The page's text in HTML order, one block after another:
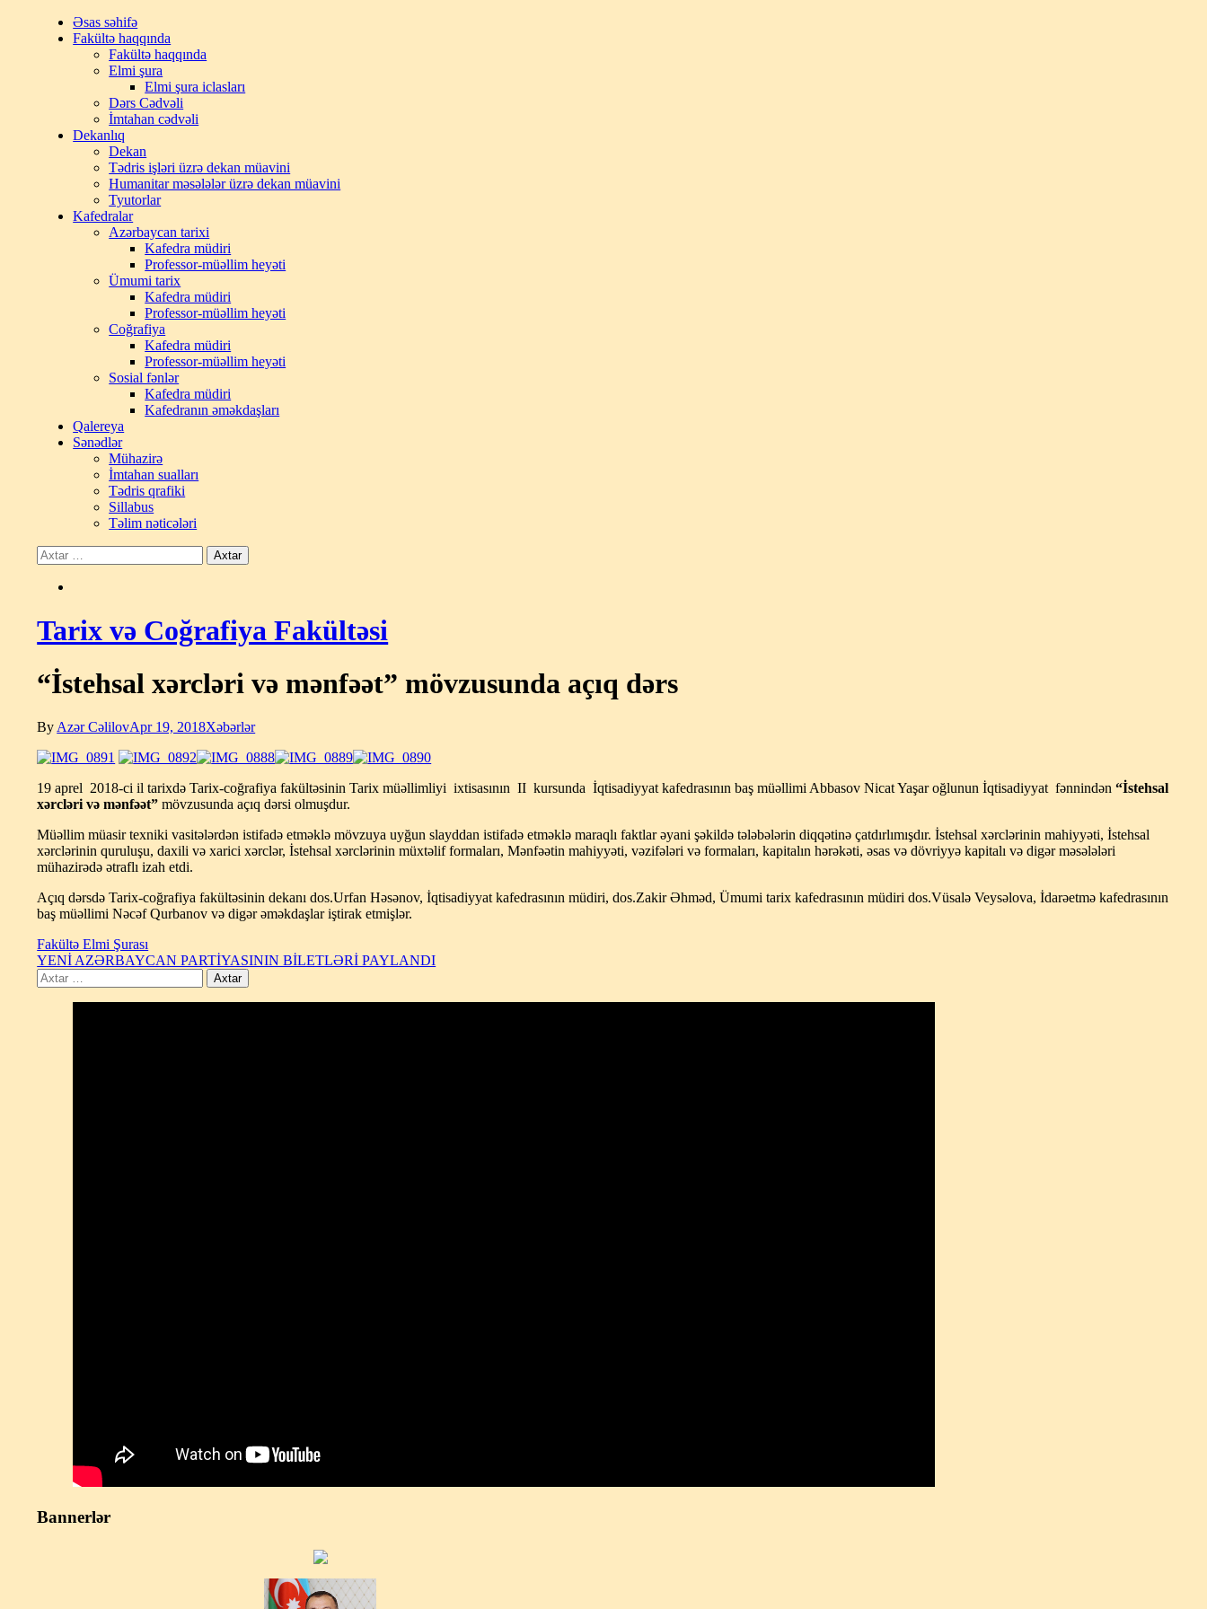
Əsas səhifə
Fakültə haqqında
Fakültə haqqında
Elmi şura
Elmi şura iclasları
Dərs Cədvəli
İmtahan cədvəli
Dekanlıq
Dekan
Tədris işləri üzrə dekan müavini
Humanitar məsələlər üzrə dekan müavini
Tyutorlar
Kafedralar
Azərbaycan tarixi
Kafedra müdiri
Professor-müəllim heyəti
Ümumi tarix
Kafedra müdiri
Professor-müəllim heyəti
Coğrafiya
Kafedra müdiri
Professor-müəllim heyəti
Sosial fənlər
Kafedra müdiri
Kafedranın əməkdaşları
Qalereya
Sənədlər
Mühazirə
İmtahan sualları
Tədris qrafiki
Sillabus
Təlim nəticələri
Tarix və Coğrafiya Fakültəsi
“İstehsal xərcləri və mənfəət” mövzusunda açıq dərs
By Azər CəlilovApr 19, 2018Xəbərlər
19 aprel 2018-ci il tarixdə Tarix-coğrafiya fakültəsinin Tarix müəllimliyi ixtisasının II kursunda İqtisadiyyat kafedrasının baş müəllimi Abbasov Nicat Yaşar oğlunun İqtisadiyyat fənnindən“İstehsal
xərcləri və mənfəət” mövzusunda açıq dərsi olmuşdur.
Müəllim müasir texniki vasitələrdən istifadə etməklə mövzuya uyğun slayddan istifadə etməklə maraqlı faktlar əyani şəkildə tələbələrin diqqətinə çatdırlımışdır. İstehsal xərclərinin mahiyyəti, İstehsal
xərclərinin quruluşu, daxili və xarici xərclər, İstehsal xərclərinin müxtəlif formaları, Mənfəətin mahiyyəti, vəzifələri və formaları, kapitalın hərəkəti, əsas və dövriyyə kapitalı və digər məsələləri
mühazirədə ətraflı izah etdi.
Açıq dərsdə Tarix-coğrafiya fakültəsinin dekanı dos.Urfan Həsənov, İqtisadiyyat kafedrasının müdiri, dos.Zakir Əhməd, Ümumi tarix kafedrasının müdiri dos.Vüsalə Veysəlova, İdarəetmə kafedrasının
baş müəllimi Nəcəf Qurbanov və digər əməkdaşlar iştirak etmişlər.
Fakültə Elmi Şurası
YENİ AZƏRBAYCAN PARTİYASININ BİLETLƏRİ PAYLANDI
Bannerlər